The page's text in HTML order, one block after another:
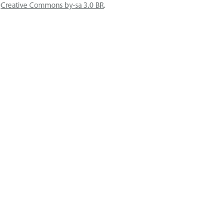
Creative Commons by-sa 3.0 BR.